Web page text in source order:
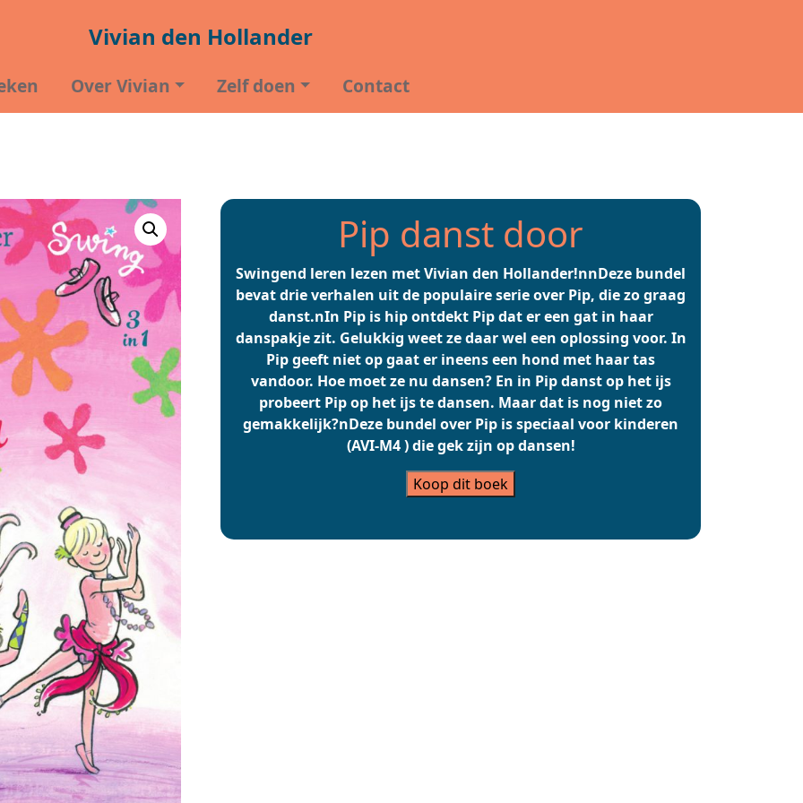
Vivian den Hollander
Over Vivian Zelf doen Contact
Pip danst door
Swingend leren lezen met Vivian den Hollander!nnDeze bundel
bevat drie verhalen uit de populaire serie over Pip, die zo graag
danst.nIn Pip is hip ontdekt Pip dat er een gat in haar
danspakje zit. Gelukkig weet ze daar wel een oplossing voor. In
Pip geeft niet op gaat er ineens een hond met haar tas
vandoor. Hoe moet ze nu dansen? En in Pip danst op het ijs
probeert Pip op het ijs te dansen. Maar dat is nog niet zo
gemakkelijk?nDeze bundel over Pip is speciaal voor kinderen
(AVI-M4 ) die gek zijn op dansen!
Koop dit boek